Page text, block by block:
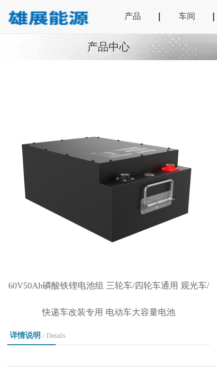
产品 车间
产品中心
60V50Ah磷酸铁锂电池组 三轮车/四轮车通用 观光车/
快递车改装专用 电动车大容量电池
详情说明 / Details